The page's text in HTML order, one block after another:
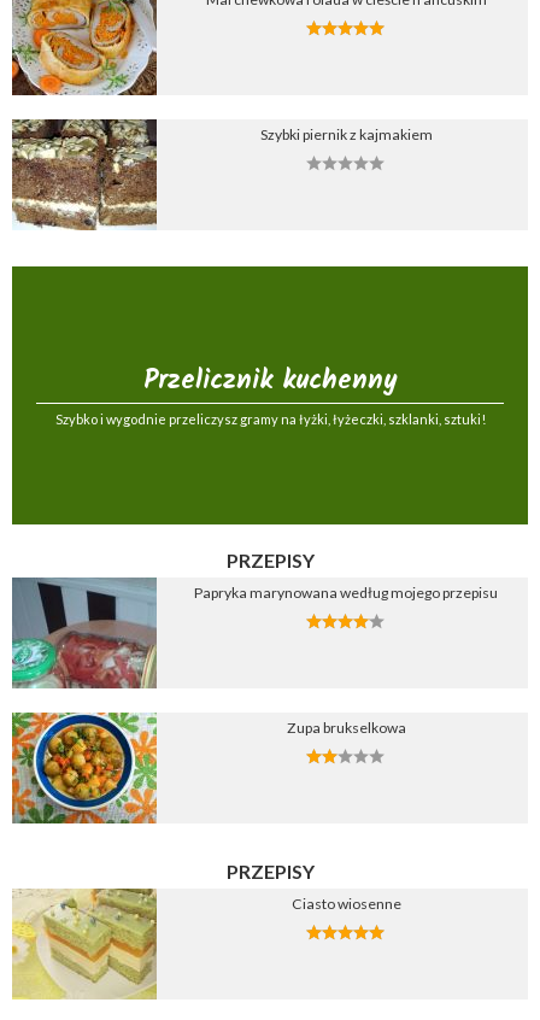
Szybki piernik z kajmakiem
Przelicznik kuchenny
Szybko i wygodnie przeliczysz gramy na łyżki, łyżeczki, szklanki, sztuki!
PRZEPISY
Papryka marynowana według mojego przepisu
Zupa brukselkowa
PRZEPISY
Ciasto wiosenne